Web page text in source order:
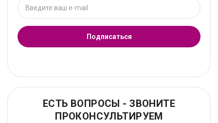
Подписаться
ЕСТЬ ВОПРОСЫ - ЗВОНИТЕ
ПРОКОНСУЛЬТИРУЕМ